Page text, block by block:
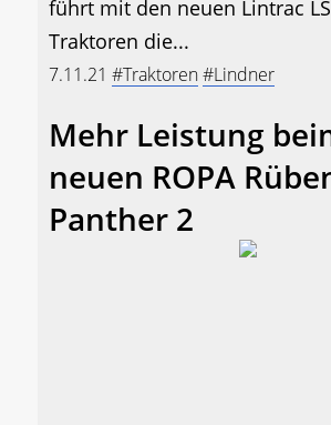
führt mit den neuen Lintrac LS
Traktoren die...
7.11.21 #Traktoren#Lindner
Mehr Leistung
neuen ROPA
Panther 2